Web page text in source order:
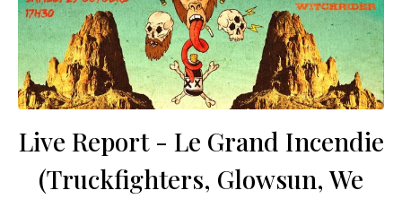
Live Report - Le Grand Incendie
(Truckfighters, Glowsun, We